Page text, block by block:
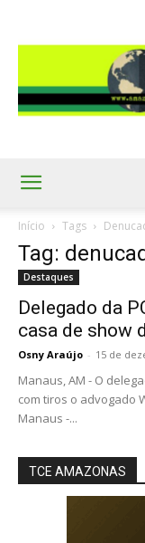
Início Tags
Tag:
Destaques
Delegado da
casa de show
Osny Araújo - 15 de
Manaus, AM - O
com tiros o advogado
Manaus -...
TCE AMAZONAS